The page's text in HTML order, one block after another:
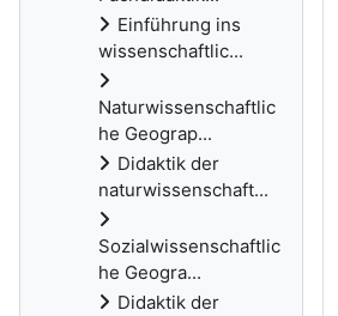
Einführung ins
wissenschaftlic...
Naturwissenschaftlic
he Geograp...
Didaktik der
naturwissenschaft...
Sozialwissenschaftlic
he Geogra...
Didaktik der